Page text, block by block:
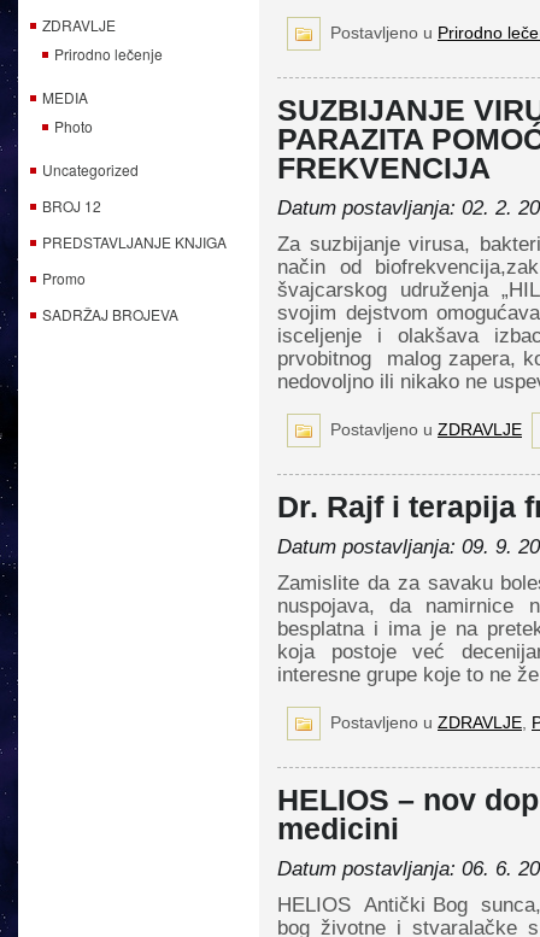
ZDRAVLJE
Prirodno lečenje
MEDIA
Photo
Uncategorized
BROJ 12
PREDSTAVLJANJE KNJIGA
Promo
SADRŽAJ BROJEVA
Postavljeno u Prirodno
SUZBIJANJE
PARAZITA
FREKVENCIJA
Datum postavljanja: 02. 2.
Za suzbijanje virusa,
način od
švajcarskog udruženja
svojim dejstvom
isceljenje i olakšava
prvobitnog malog zapera,
nedovoljno ili nikako ne
Postavljeno u ZDRAVLJE
Dr. Rajf i terapija
Datum postavljanja: 09. 9.
Zamislite da za savaku
nuspojava, da
besplatna i ima je na
koja postoje već
interesne grupe koje to ne
Postavljeno u ZDRAVLJE
HELIOS – nov
medicini
Datum postavljanja: 06. 6.
HELIOS Antički Bog
bog životne i stvaralačke